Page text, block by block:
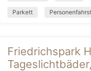
Parkett
Friedrichspark